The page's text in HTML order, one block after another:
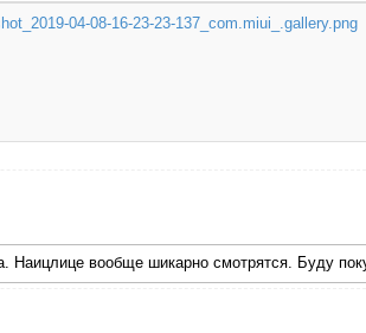
04-08-16-23-23-137_com.miui_.gallery.png
Наицлице вообще шикарно смотрятся. Буду